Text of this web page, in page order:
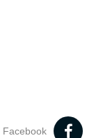
Facebook